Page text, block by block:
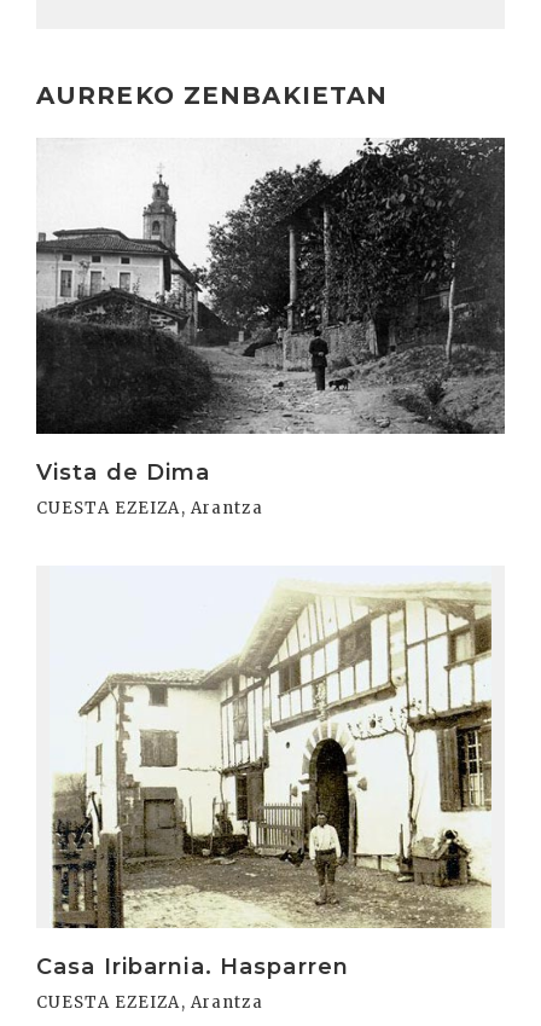
AURREKO ZENBAKIETAN
Vista de Dima
CUESTA EZEIZA, Arantza
Casa Iribarnia. Hasparren
CUESTA EZEIZA, Arantza